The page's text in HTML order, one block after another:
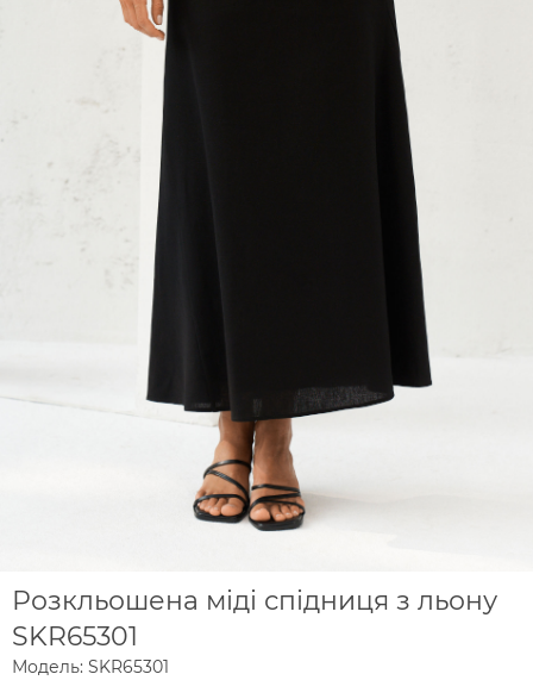
Розкльошена міді спідниця з льону
SKR65301
Модель: SKR65301